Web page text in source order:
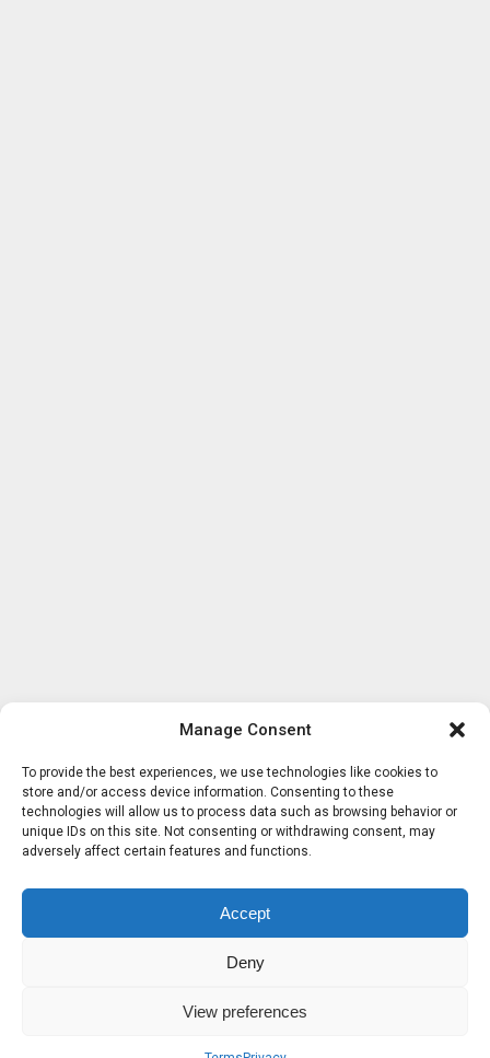
Manage Consent
To provide the best experiences, we use technologies like cookies to
store and/or access device information. Consenting to these
technologies will allow us to process data such as browsing behavior or
unique IDs on this site. Not consenting or withdrawing consent, may
adversely affect certain features and functions.
Accept
Deny
View preferences